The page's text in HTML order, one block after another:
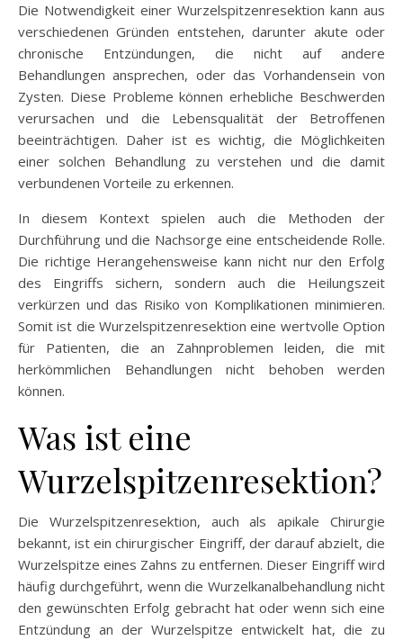
Die Notwendigkeit einer Wurzelspitzenresektion kann aus
verschiedenen Gründen entstehen, darunter akute oder
chronische Entzündungen, die nicht auf andere
Behandlungen ansprechen, oder das Vorhandensein von
Zysten. Diese Probleme können erhebliche Beschwerden
verursachen und die Lebensqualität der Betroffenen
beeinträchtigen. Daher ist es wichtig, die Möglichkeiten
einer solchen Behandlung zu verstehen und die damit
verbundenen Vorteile zu erkennen.
In diesem Kontext spielen auch die Methoden der
Durchführung und die Nachsorge eine entscheidende Rolle.
Die richtige Herangehensweise kann nicht nur den Erfolg
des Eingriffs sichern, sondern auch die Heilungszeit
verkürzen und das Risiko von Komplikationen minimieren.
Somit ist die Wurzelspitzenresektion eine wertvolle Option
für Patienten, die an Zahnproblemen leiden, die mit
herkömmlichen Behandlungen nicht behoben werden
können.
Was ist eine
Wurzelspitzenresektion?
Die Wurzelspitzenresektion, auch als apikale Chirurgie
bekannt, ist ein chirurgischer Eingriff, der darauf abzielt, die
Wurzelspitze eines Zahns zu entfernen. Dieser Eingriff wird
häufig durchgeführt, wenn die Wurzelkanalbehandlung nicht
den gewünschten Erfolg gebracht hat oder wenn sich eine
Entzündung an der Wurzelspitze entwickelt hat, die zu